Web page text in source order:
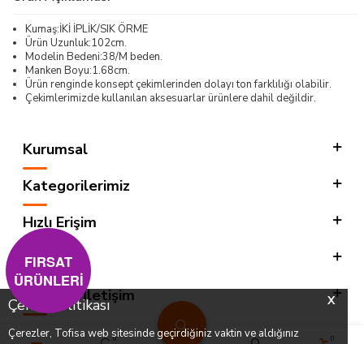
X
Çerez Politikası
Çerezler, Tofisa web sitesinde geçirdiğiniz vaktin ve aldığınız
0 0
Kumaş:İKİ İPLİK/SIK ÖRME
Ürün Uzunluk:102cm.
Modelin Bedeni:38/M beden.
Manken Boyu:1.68cm.
Ürün renginde konsept çekimlerinden dolayı ton farklılığı olabilir.
Çekimlerimizde kullanılan aksesuarlar ürünlere dahil değildir.
Kurumsal
Kategorilerimiz
Hızlı Erişim
Sosyal
Adres & İletişim
FIRSAT
ÜRÜNLERİ